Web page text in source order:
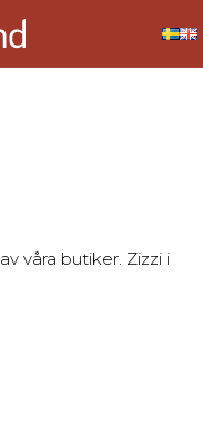
våra butiker. Zizzi i